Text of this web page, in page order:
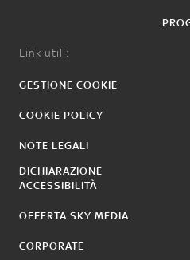
Link utili:
GESTIONE COOKIE
COOKIE POLICY
NOTE LEGALI
DICHIARAZIONE
ACCESSIBILITÀ
OFFERTA SKY MEDIA
CORPORATE